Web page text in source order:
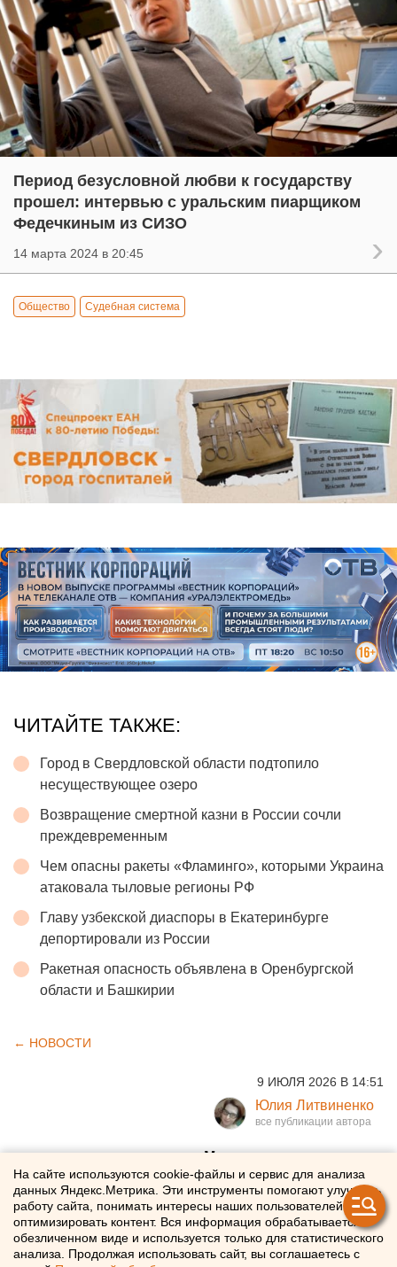
Период безусловной любви к государству
прошел: интервью с уральским пиарщиком
Федечкиным из СИЗО
14 марта 2024 в 20:45
Общество Судебная система
ЧИТАЙТЕ ТАКЖЕ:
Город в Свердловской области подтопило
несуществующее озеро
Возвращение смертной казни в России сочли
преждевременным
Чем опасны ракеты «Фламинго», которыми Украина
атаковала тыловые регионы РФ
Главу узбекской диаспоры в Екатеринбурге
депортировали из России
Ракетная опасность объявлена в Оренбургской
области и Башкирии
← НОВОСТИ
9 ИЮЛЯ 2026 В 14:51
Юлия Литвиненко
В Свердловской области
дешевеют отдельные
модели китайских машин
Некоторые модели «китайцев» потеряли в цене в
На сайте используются cookie-файлы и сервис для анализа
данных Яндекс.Метрика. Эти инструменты помогают улучшать
работу сайта, понимать интересы наших пользователей и
оптимизировать контент. Вся информация обрабатывается в
обезличенном виде и используется только для статистического
анализа. Продолжая использовать сайт, вы соглашаетесь с